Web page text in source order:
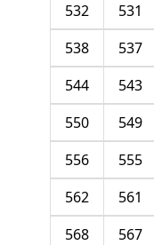
531
532
537
538
543
544
549
550
555
556
561
562
567
568